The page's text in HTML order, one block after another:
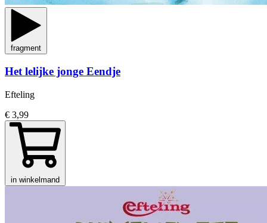
fragment
Het lelijke jonge Eendje
Efteling
€ 3,99
in winkelmand